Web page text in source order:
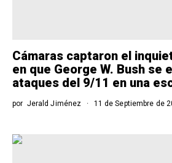
Cámaras captaron el
en que George W. Bush se
ataques del 9/11 en una
por Jerald Jiménez 11 de Septiembre de